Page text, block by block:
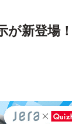
が新登場